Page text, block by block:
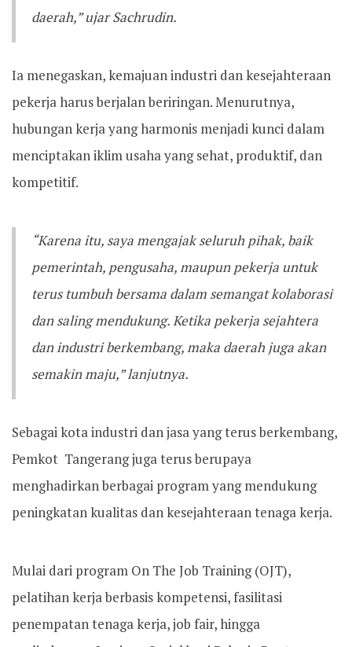
daerah,” ujar Sachrudin.
Ia menegaskan, kemajuan industri dan kesejahteraan
pekerja harus berjalan beriringan. Menurutnya,
hubungan kerja yang harmonis menjadi kunci dalam
menciptakan iklim usaha yang sehat, produktif, dan
kompetitif.
“Karena itu, saya mengajak seluruh pihak, baik
pemerintah, pengusaha, maupun pekerja untuk
terus tumbuh bersama dalam semangat kolaborasi
dan saling mendukung. Ketika pekerja sejahtera
dan industri berkembang, maka daerah juga akan
semakin maju,” lanjutnya.
Sebagai kota industri dan jasa yang terus berkembang,
Pemkot Tangerang juga terus berupaya
menghadirkan berbagai program yang mendukung
peningkatan kualitas dan kesejahteraan tenaga kerja.
Mulai dari program On The Job Training (OJT),
pelatihan kerja berbasis kompetensi, fasilitasi
penempatan tenaga kerja, job fair, hingga